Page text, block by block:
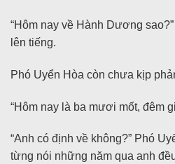
“Hôm nay về Hành Dương
lên tiếng.
Phó Uyển Hòa còn chưa kịp
“Hôm nay là ba mươi mốt, đêm
“Anh có định về không?” Phó
từng nói những năm qua anh